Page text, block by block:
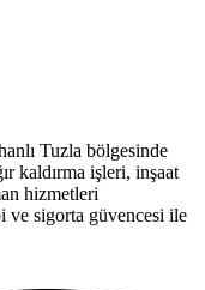
Tuzla bölgesinde
kaldırma işleri, inşaat
hizmetleri
ve sigorta güvencesi ile